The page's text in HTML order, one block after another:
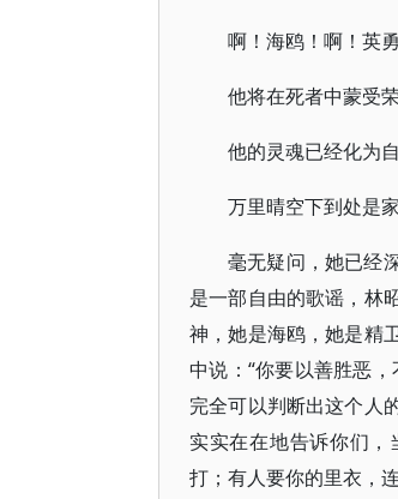
啊！海鸥！啊！英
他将在死者中蒙受
他的灵魂已经化为
万里晴空下到处是
毫无疑问，她已经
是一部自由的歌谣，林
神，她是海鸥，她是精
中说：“你要以善胜恶
完全可以判断出这个人
实实在在地告诉你们
打；有人要你的里衣，